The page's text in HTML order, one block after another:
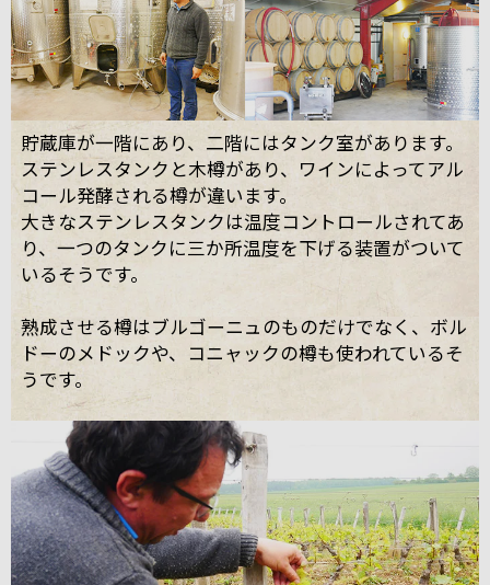
貯蔵庫が一階にあり、二階にはタンク室があります。
ステンレスタンクと木樽があり、ワインによってアル
コール発酵される樽が違います。
大きなステンレスタンクは温度コントロールされてあ
り、一つのタンクに三か所温度を下げる装置がついて
いるそうです。
熟成させる樽はブルゴーニュのものだけでなく、ボル
ドーのメドックや、コニャックの樽も使われているそ
うです。